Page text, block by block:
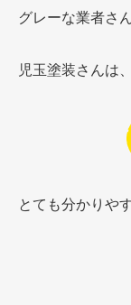
グレーな業者さ
児玉塗装さんは
とても分かりや